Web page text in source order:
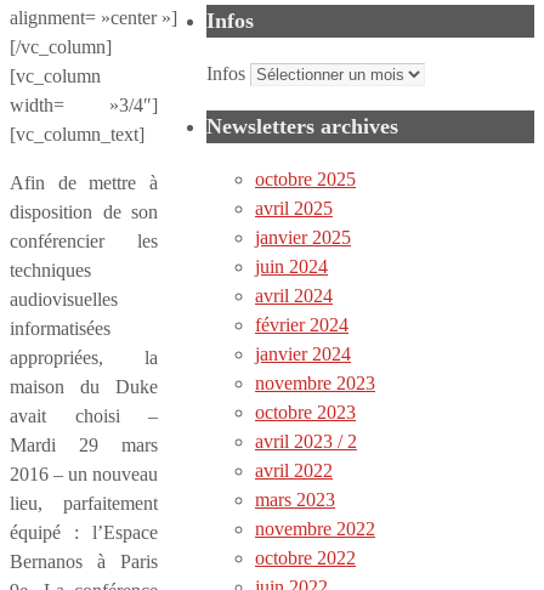
alignment= »center »]
[/vc_column]
[vc_column
width= »3/4″]
[vc_column_text]
Afin de mettre à
disposition de son
conférencier les
techniques
audiovisuelles
informatisées
appropriées, la
maison du Duke
avait choisi –
Mardi 29 mars
2016 – un nouveau
lieu, parfaitement
équipé : l’Espace
Bernanos à Paris
Infos
Infos
Newsletters archives
octobre 2025
avril 2025
janvier 2025
juin 2024
avril 2024
février 2024
janvier 2024
novembre 2023
octobre 2023
avril 2023 / 2
avril 2022
mars 2023
novembre 2022
octobre 2022